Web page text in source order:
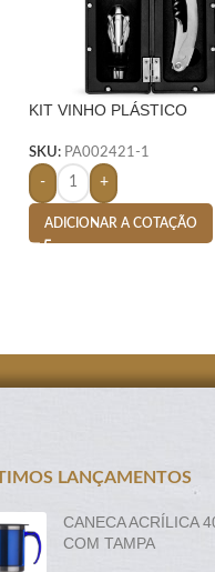
KIT VINHO PLÁSTICO
FORMATO GARRAFA –
SKU: PA002421-1
- +
ADICIONAR A COTAÇÃO
LANÇAMENTOS
CANECA ACRÍLICA
COM TAMPA